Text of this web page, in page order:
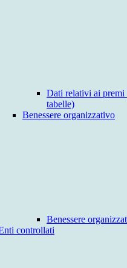
Dati relativi ai premi
tabelle)
Benessere organizzativo
Benessere
controllati